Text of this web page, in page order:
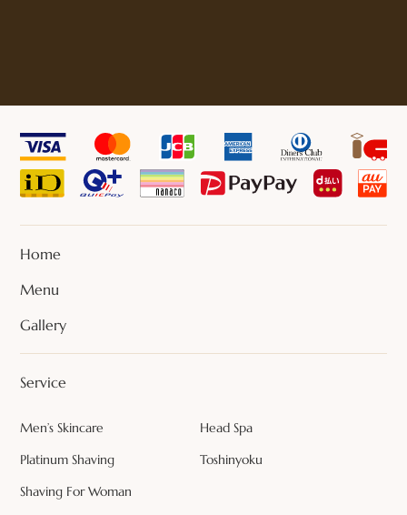
Home
Menu
Gallery
Service
Men’s Skincare
Head Spa
Platinum Shaving
Toshinyoku
Shaving For Woman